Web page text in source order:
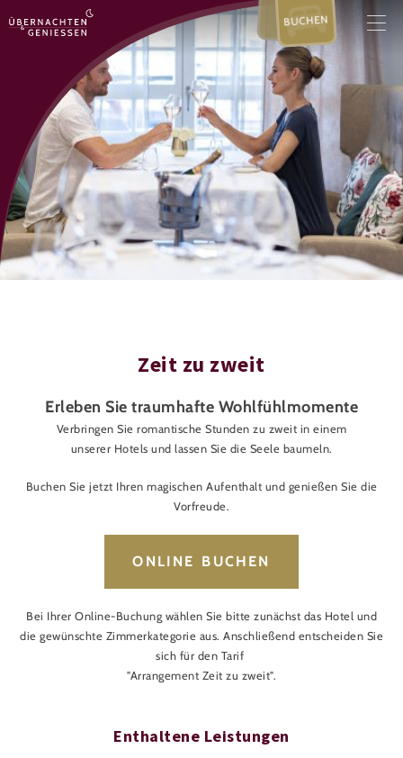
BUCHEN
Zeit zu zweit
Erleben Sie traumhafte Wohlfühlmomente
Verbringen Sie romantische Stunden zu zweit in einem
unserer Hotels und lassen Sie die Seele baumeln.
Buchen Sie jetzt Ihren magischen Aufenthalt und genießen Sie die
Vorfreude.
ONLINE BUCHEN
Bei Ihrer Online-Buchung wählen Sie bitte zunächst das Hotel und
die gewünschte Zimmerkategorie aus. Anschließend entscheiden Sie
sich für den Tarif
"Arrangement Zeit zu zweit".
Enthaltene Leistungen